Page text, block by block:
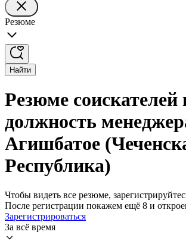
Резюме
Найти
Резюме соискателей
должность
Агишбатое
Республика)
Чтобы видеть все резюме,
После регистрации покажем ещё 8 и
Зарегистрироваться
За всё время